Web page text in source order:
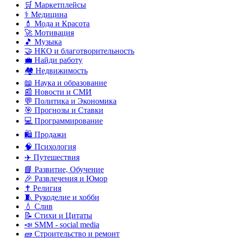
🛒 Маркетплейсы
⚕️ Медицина
💄 Мода и Красота
🚀 Мотивация
🎵 Музыка
🤝 НКО и благотворительность
💼 Найди работу
🏘️ Недвижимость
📖 Наука и образование
📰 Новости и СМИ
💬 Политика и Экономика
🎯 Прогнозы и Ставки
💻 Программирование
🛍️ Продажи
🧠 Психология
✈️ Путешествия
📘 Развитие, Обучение
🎉 Развлечения и Юмор
✝️ Религия
🧵 Рукоделие и хобби
💧 Слив
📝 Стихи и Цитаты
📣 SMM - social media
🧱 Строительство и ремонт